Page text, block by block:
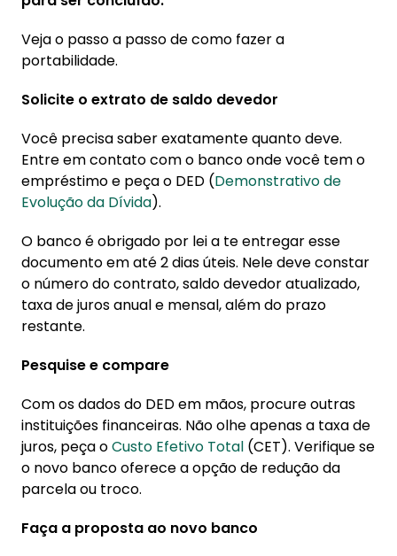
Veja o passo a passo de como fazer a
portabilidade.
Solicite o extrato de saldo devedor
Você precisa saber exatamente quanto deve.
Entre em contato com o banco onde você tem o
empréstimo e peça o DED (Demonstrativo de
Evolução da Dívida).
O banco é obrigado por lei a te entregar esse
documento em até 2 dias úteis. Nele deve constar
o número do contrato, saldo devedor atualizado,
taxa de juros anual e mensal, além do prazo
restante.
Pesquise e compare
Com os dados do DED em mãos, procure outras
instituições financeiras. Não olhe apenas a taxa de
juros, peça oCusto Efetivo Total (CET). Verifique se
o novo banco oferece a opção de redução da
parcela ou troco.
Faça a proposta ao novo banco